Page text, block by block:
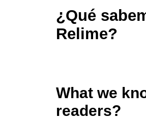
¿Qué
Relime?
What we
readers?